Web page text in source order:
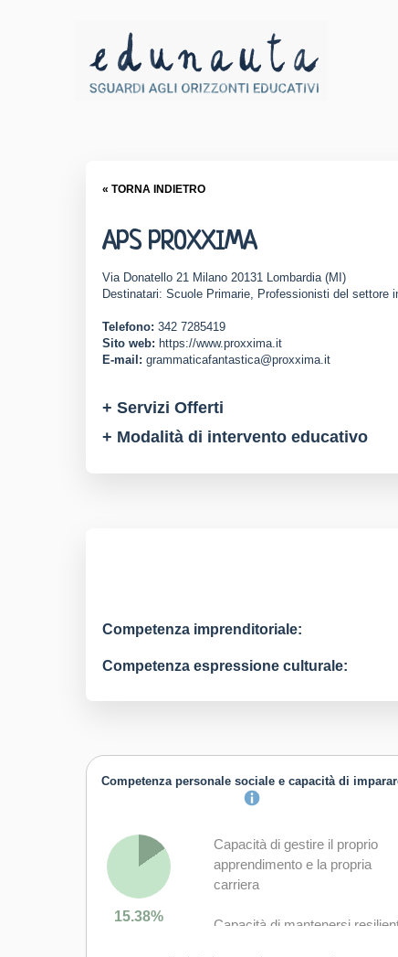
« TORNA INDIETRO
APS PROXXIMA
Via Donatello 21 Milano 20131 Lombardia (MI)
Destinatari: Scuole Primarie, Professionisti del settore
Telefono: 342 7285419
Sito web: https://www.proxxima.it
E-mail: grammaticafantastica@proxxima.it
+ Servizi Offerti
+ Modalità di intervento educativo
Competenza imprenditoriale:
Competenza espressione culturale:
Competenza personale sociale e capacità di
15.38%
Capacità di gestire il proprio
apprendimento e la propria
carriera
Capacità di mantenersi